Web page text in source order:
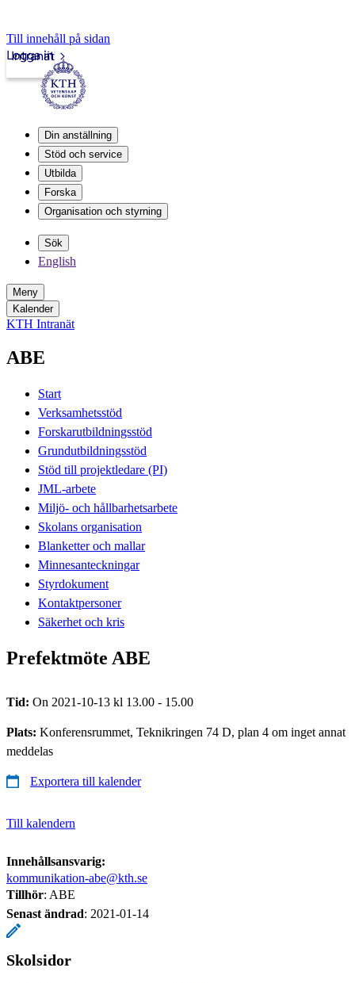
Till innehåll på sidan
Intranät
Logga in
Din anställning
Stöd och service
Utbilda
Forska
Organisation och styrning
Sök
English
Meny
Kalender
KTH Intranät
ABE
Start
Verksamhetsstöd
Forskarutbildningsstöd
Grundutbildningsstöd
Stöd till projektledare (PI)
JML-arbete
Miljö- och hållbarhetsarbete
Skolans organisation
Blanketter och mallar
Minnesanteckningar
Styrdokument
Kontaktpersoner
Säkerhet och kris
Prefektmöte ABE
Tid: On 2021-10-13 kl 13.00 - 15.00
Plats: Konferensrummet, Teknikringen 74 D, plan 4 om inget annat
meddelas
Exportera till kalender
Till kalendern
Innehållsansvarig:
kommunikation-abe@kth.se
Tillhör: ABE
Senast ändrad: 2021-01-14
Skolsidor